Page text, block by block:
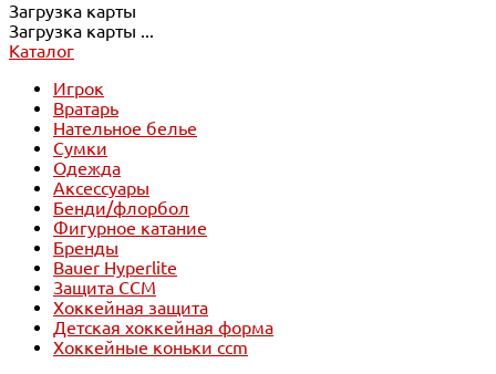
Загрузка карты
Загрузка карты ...
Каталог
Игрок
Вратарь
Нательное белье
Сумки
Одежда
Аксессуары
Бенди/флорбол
Фигурное катание
Бренды
Bauer Hyperlite
Защита CCM
Хоккейная защита
Детская хоккейная форма
Хоккейные коньки ccm